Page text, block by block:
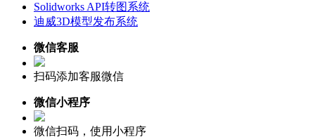
Solidworks API转图系统
迪威3D模型发布系统
微信客服
扫码添加客服微信
微信小程序
微信扫码，使用小程序